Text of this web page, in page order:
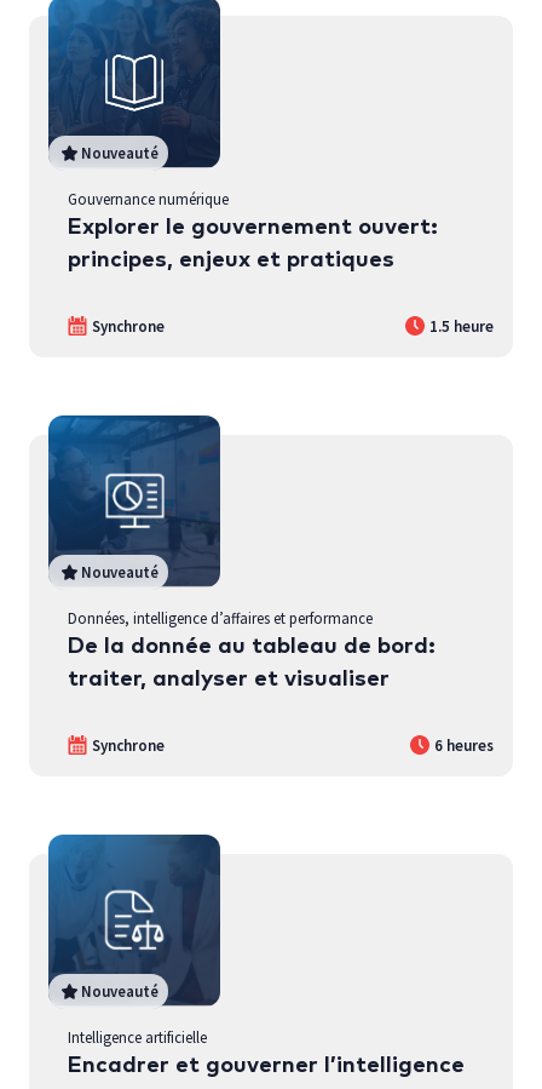
Nouveauté
Gouvernance numérique
Explorer le gouvernement ouvert:
principes, enjeux et pratiques
Synchrone 1.5 heure
Nouveauté
Données, intelligence d’affaires et performance
De la donnée au tableau de bord:
traiter, analyser et visualiser
Synchrone 6 heures
Nouveauté
Intelligence artificielle
Encadrer et gouverner l’intelligence